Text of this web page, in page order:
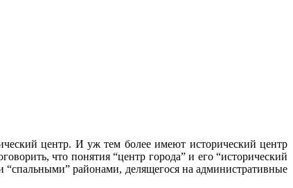
центр. И уж тем более имеют исторический центр
что понятия “центр города” и его “исторический
районами, делящегося на административные